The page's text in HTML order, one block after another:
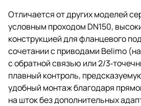
Отличается от других моделей
условным проходом DN150,
конструкцией для фланцевого
сочетании с приводами Belimo
с обратной связью или 2/
плавный контроль,
удобный монтаж благодаря
на шток без дополнительных